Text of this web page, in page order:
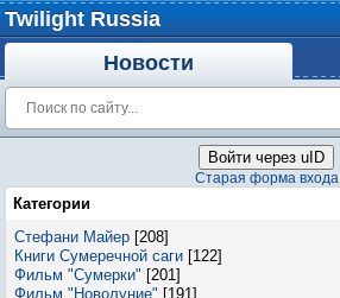
Twilight Russia
Новости
Войти через uID
Старая форма входа
Категории
Стефани Майер [208]
Книги Сумеречной саги [122]
Фильм "Сумерки" [201]
Фильм "Новолуние" [191]